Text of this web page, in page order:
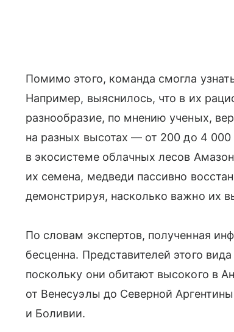
Помимо этого, команда смогла
Например, выяснилось, что в их
разнообразие, по мнению ученых,
на разных высотах — от 200 до 4
в экосистеме облачных лесов
их семена, медведи пассивно
демонстрируя, насколько важно их
По словам экспертов, полученная
бесценна. Представителей этого
поскольку они обитают высокого в
от Венесуэлы до Северной
и Боливии.